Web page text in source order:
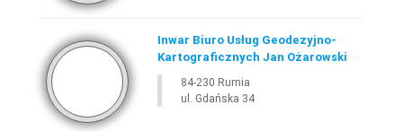
Inwar Biuro Usług Geodezyjno-
Kartograficznych Jan Ożarowski
84-230 Rumia
ul. Gdańska 34